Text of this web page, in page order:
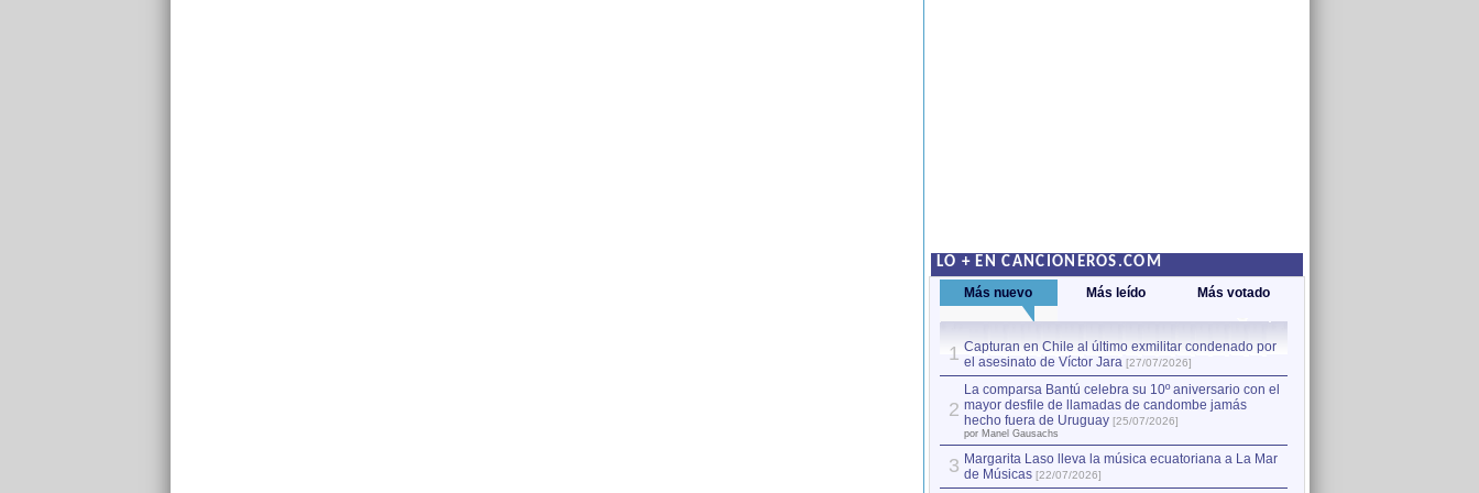
LO + EN CANCIONEROS.COM
Más nuevo Más leído Más votado
1 Capturan en Chile al último exmilitar condenado por
el asesinato de Víctor Jara [27/07/2026]
2
La comparsa Bantú celebra su 10º aniversario con el
mayor desfile de llamadas de candombe jamás
hecho fuera de Uruguay [25/07/2026]
por Manel Gausachs
3 Margarita Laso lleva la música ecuatoriana a La Mar
de Músicas [22/07/2026]